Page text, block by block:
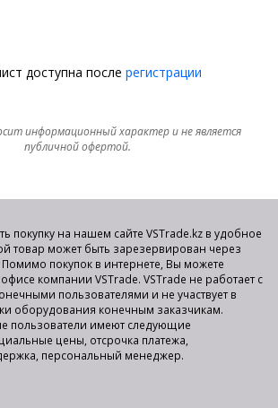
доступна после регистрации
информационный характер и не является
публичной офертой.
покупку на нашем сайте VSTrade.kz в удобное
товар может быть зарезервирован через
Помимо покупок в интернете, Вы можете
компании VSTrade. VSTrade не работает с
пользователями и не участвует в
оборудования конечным заказчикам.
пользователи имеют следующие
цены, отсрочка платежа,
персональный менеджер.